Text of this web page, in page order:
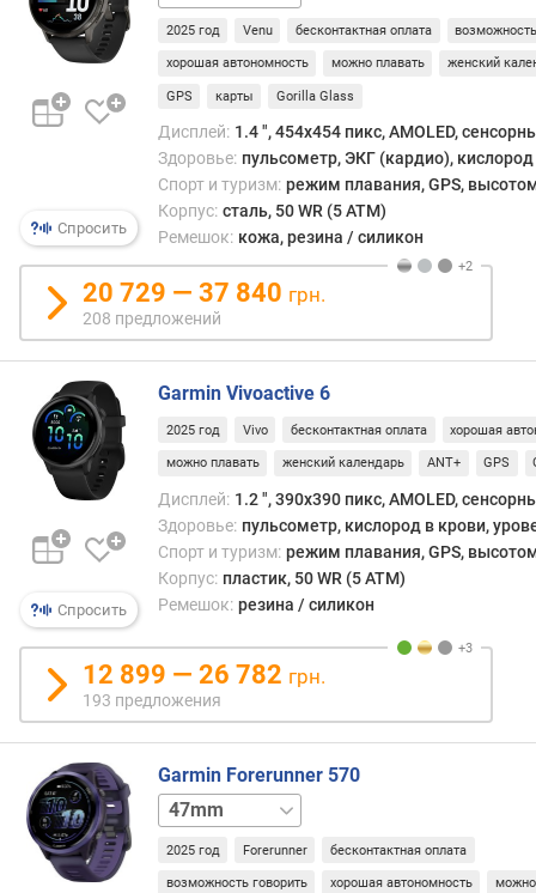
без
в
часов
с
будет
о
р
о
г
и
ш
е
в
ы
м
п
о
о
т
з
в
а
д
т
е
д
о
б
а
Спросить
2025 год Venu бесконтактная оплата
хорошая автономность можно плавать женский
GPS карты Gorilla Glass
Дисплей: 1.4 ", 454x454 пикс, AMOLED,
Здоровье: пульсометр, ЭКГ (кардио), кислород
Спорт и туризм: режим плавания, GPS,
Корпус: сталь, 50 WR (5 ATM)
Ремешок: кожа, резина / силикон
20 729 — 37 840 грн.
208 предложений
Спросить
Garmin Vivoactive 6
2025 год Vivo бесконтактная оплата хорошая
можно плавать женский календарь ANT+ GPS
Дисплей: 1.2 ", 390x390 пикс, AMOLED,
Здоровье: пульсометр, кислород в крови,
Спорт и туризм: режим плавания, GPS,
Корпус: пластик, 50 WR (5 ATM)
Ремешок: резина / силикон
12 899 — 26 782 грн.
193 предложения
Garmin Forerunner 570
42mm
2025 год Forerunner бесконтактная оплата
возможность говорить хорошая автономность можно